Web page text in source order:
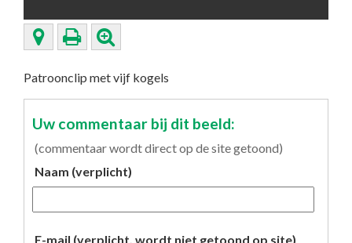
Patroonclip met vijf kogels
Uw commentaar bij dit beeld:
(commentaar wordt direct op de site getoond)
Naam (verplicht)
E-mail (verplicht, wordt niet getoond op site)